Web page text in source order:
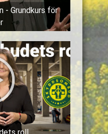
- Grundkurs för